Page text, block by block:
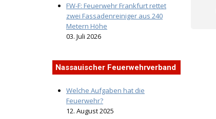
FW-F: Feuerwehr Frankfurt rettet
zwei Fassadenreiniger aus 240
Metern Höhe
03. Juli 2026
Nassauischer Feuerwehrverband
Welche Aufgaben hat die
Feuerwehr?
12. August 2025